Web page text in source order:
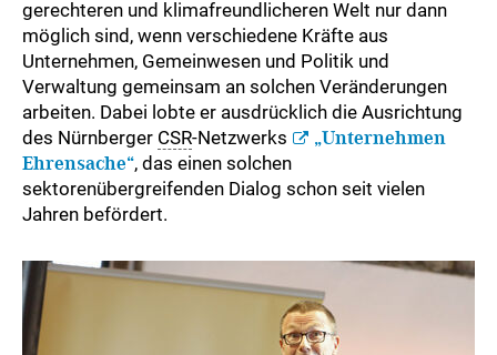
gerechteren und klimafreundlicheren Welt nur dann
möglich sind, wenn verschiedene Kräfte aus
Unternehmen, Gemeinwesen und Politik und
Verwaltung gemeinsam an solchen Veränderungen
arbeiten. Dabei lobte er ausdrücklich die Ausrichtung
des Nürnberger CSR-Netzwerks
„Unternehmen
Ehrensache“, das einen solchen
sektorenübergreifenden Dialog schon seit vielen
Jahren befördert.